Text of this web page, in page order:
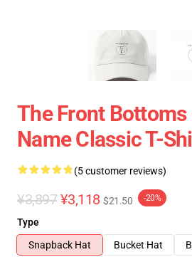
The Front Bottoms
Name Classic T-
(5 customer reviews)
¥3,897 ¥3,118 $21.50 -20%
Type
Snapback Hat
Bucket Hat